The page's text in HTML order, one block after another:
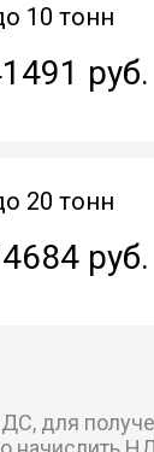
10 тонн
руб.
20 тонн
руб.
для